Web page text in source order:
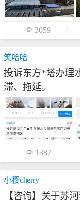
 3059
笑哈哈
投诉东方*塔办理
滞、拖延。
 1387
小樱cherry
【咨询】关于苏